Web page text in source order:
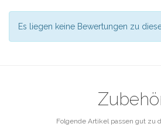
Es liegen keine Bewertungen zu
Folgende Artikel passen gut zu